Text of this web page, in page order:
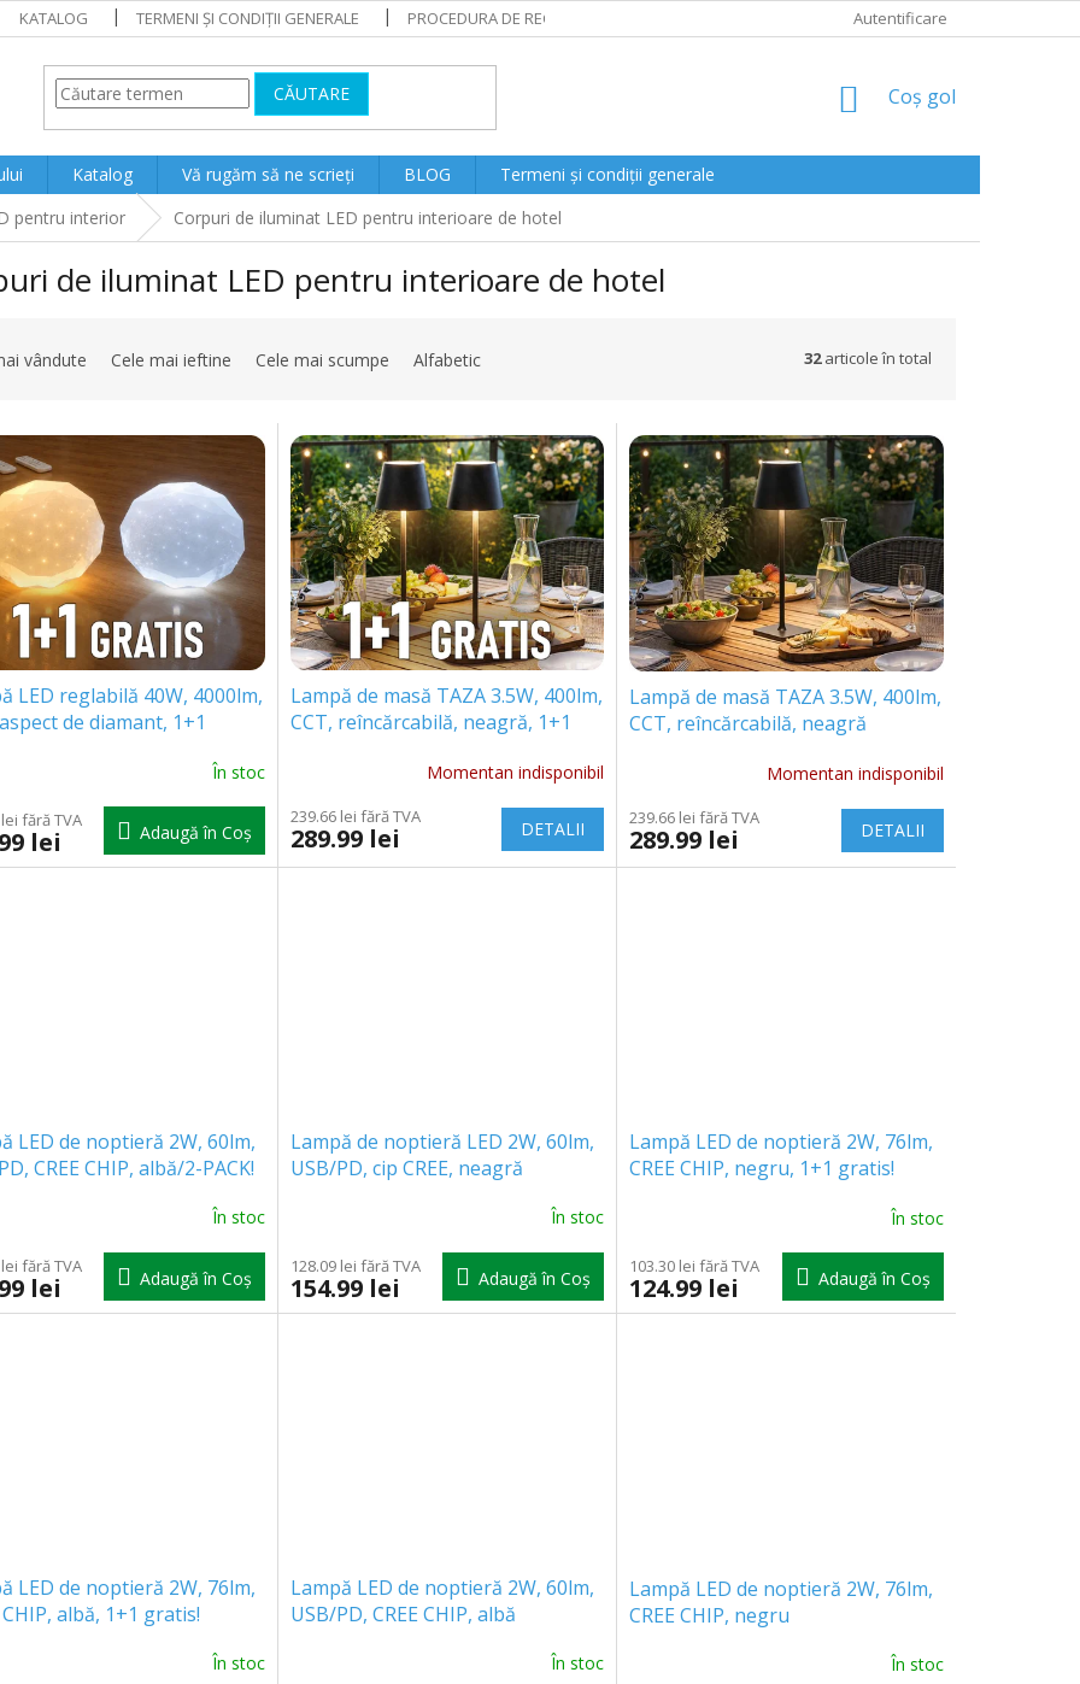
KATALOG TERMENI ȘI CONDIȚII GENERALE PROCEDURA DE RECLAMAȚII Autentificare
CĂUTARE
COŞ
CUMPĂRĂTURI
Coş gol
Katalog Vă rugăm să ne scrieți BLOG
Termeni și condiții generale
pentru interior Corpuri de iluminat LED pentru interioare de hotel
de iluminat LED pentru interioare de hotel
vândute Cele mai ieftine Cele mai scumpe Alfabetic 32articole în total
LED reglabilă 40W, 4000lm,
de diamant, 1+1
În stoc
fără TVA
lei Adaugă în Coş
Lampă de masă TAZA 3.5W, 400lm,
CCT, reîncărcabilă, neagră, 1+1
Momentan indisponibil
239.66 lei fără TVA
289.99 lei DETALII
Lampă de masă TAZA 3.5W, 400lm,
CCT, reîncărcabilă, neagră
Momentan indisponibil
239.66 lei fără TVA
289.99 lei DETALII
LED de noptieră 2W, 60lm,
CREE CHIP, albă/2-PACK!
În stoc
fără TVA
lei Adaugă în Coş
Lampă de noptieră LED 2W, 60lm,
USB/PD, cip CREE, neagră
În stoc
128.09 lei fără TVA
154.99 lei Adaugă în Coş
Lampă LED de noptieră 2W, 76lm,
CREE CHIP, negru, 1+1 gratis!
În stoc
103.30 lei fără TVA
124.99 lei Adaugă în Coş
LED de noptieră 2W, 76lm,
CHIP, albă, 1+1 gratis!
În stoc
Lampă LED de noptieră 2W, 60lm,
USB/PD, CREE CHIP, albă
În stoc
Lampă LED de noptieră 2W, 76lm,
CREE CHIP, negru
În stoc